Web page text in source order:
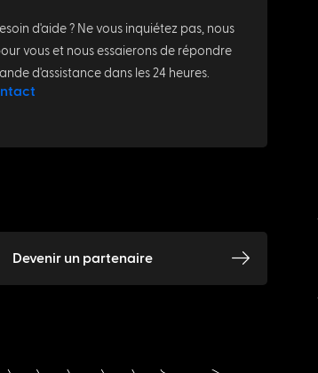
d'aide ? Ne vous inquiétez pas, nous
vous et nous essaierons de répondre
d'assistance dans les 24 heures.
Devenir un partenaire